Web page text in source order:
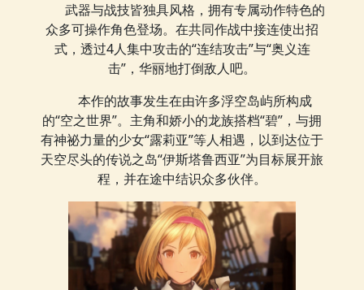
武器与战技皆独具风格，拥有专属动作特色的
众多可操作角色登场。在共同作战中接连使出招
式，透过4人集中攻击的“连结攻击”与“奥义连
击”，华丽地打倒敌人吧。
本作的故事发生在由许多浮空岛屿所构成
的“空之世界”。主角和娇小的龙族搭档“碧”，与拥
有神祕力量的少女“露莉亚”等人相遇，以到达位于
天空尽头的传说之岛“伊斯塔鲁西亚”为目标展开旅
程，并在途中结识众多伙伴。